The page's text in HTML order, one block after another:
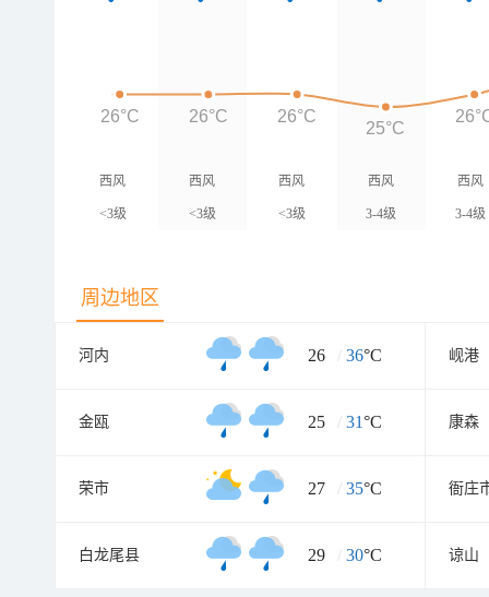
西风
<3级
西风
<3级
西风
<3级
西风
3-4级
西风
3-4级
26°C 26°C 26°C
25°C
周边地区
河内 26 / 36°C 岘港
金瓯 25 / 31°C 康森
荣市 27 / 35°C 衙庄
白龙尾县 29 / 30°C 谅山